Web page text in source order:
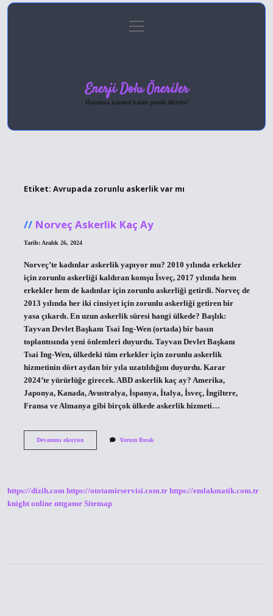
Gizlilik Politikası
menüyü
aç
Enerji Dolu Öneriler
Hayatına hareket katan pratik fikirler!
Etiket: Avrupada zorunlu askerlik var mı
Norveç Askerlik Kaç Ay
Tarih: Aralık 26, 2024
Norveç’te kadınlar askerlik yapıyor mu? 2010 yılında erkekler
için zorunlu askerliği kaldıran komşu İsveç, 2017 yılında hem
erkekler hem de kadınlar için zorunlu askerliği getirdi. Norveç de
2013 yılında her iki cinsiyet için zorunlu askerliği getiren bir
yasa çıkardı. En uzun askerlik süresi hangi ülkede? Başlık:
Tayvan Devlet Başkanı Tsai Ing-Wen (ortada) bir basın
toplantısında yeni önlemleri duyurdu. Tayvan Devlet Başkanı
Tsai Ing-Wen, ülkedeki tüm erkekler için zorunlu askerlik
hizmetinin dört aydan bir yıla uzatıldığını duyurdu. Karar
2024’te yürürlüğe girecek. ABD askerlik kaç ay? Amerika,
Japonya, Kanada, Avustralya, İspanya, İtalya, İsveç, İngiltere,
Fransa ve Almanya gibi birçok ülkede askerlik hizmeti…
Devamını okuyunNorveç
Yorum Bırak
https://dizih.com https://ototamirservisi.com.tr https://emlakmatik.com.tr
knight online nttgame Sitemap